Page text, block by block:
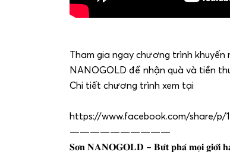
Tham gia ngay chương trình khuyến
NANOGOLD để nhận quà và tiền
Chi tiết chương trình xem tại
https://www.facebook.com/share/p/
——————————
𝐒𝐨̛𝐧 𝐍𝐀𝐍𝐎𝐆𝐎𝐋𝐃 – 𝐁𝐮̛́𝐭 𝐩𝐡𝐚́ 𝐦𝐨̣𝐢 𝐠𝐢𝐨̛́𝐢